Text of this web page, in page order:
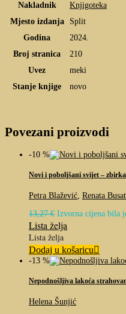
Nakladnik
Knjigoteka
Mjesto izdanja
Split
Godina
2024.
Broj stranica
210
Uvez
meki
Stanje knjige
novo
Povezani proizvodi
-10 %
Novi i poboljšani svijet –
Petra Blažević Renata
13,27€ Izvorna cijena bila
Lista želja
Lista želja
Dodaj u košaricu
-13 %
Nepodnošljiva lakoća
Helena Šunjić